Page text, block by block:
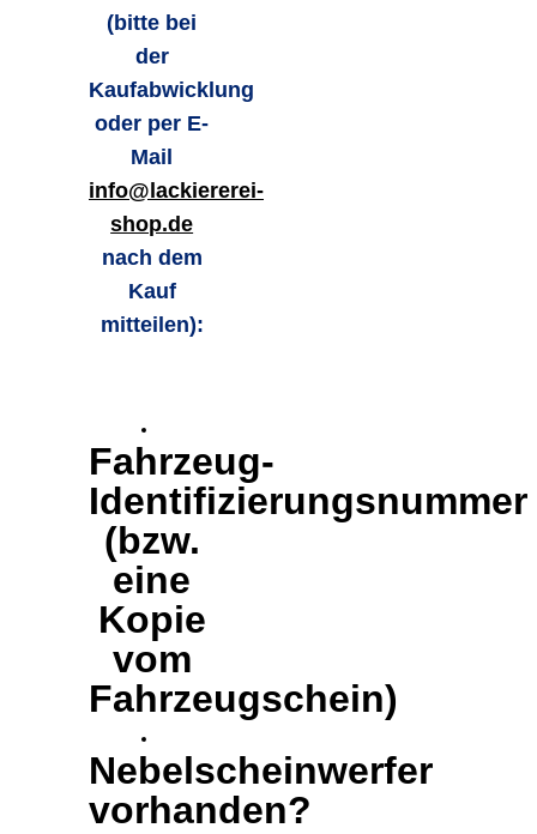
(bitte bei
der
Kaufabwicklung
oder per E-
Mail
info@lackiererei-
shop.de
nach dem
Kauf
mitteilen):
Fahrzeug-
Identifizierungsnummer
(bzw.
eine
Kopie
vom
Fahrzeugschein)
Nebelscheinwerfer
vorhanden?